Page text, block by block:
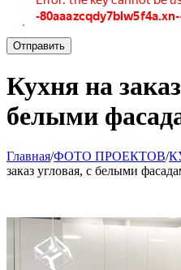
Отправить
Кухня на
белыми
Главная/ФОТО ПРОЕКТОВ/
заказ угловая, с белыми